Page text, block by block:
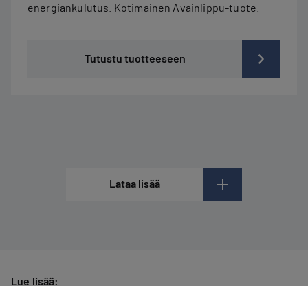
energiankulutus. Kotimainen Avainlippu-tuote.
Tutustu tuotteeseen
Lataa lisää
Lue lisää: